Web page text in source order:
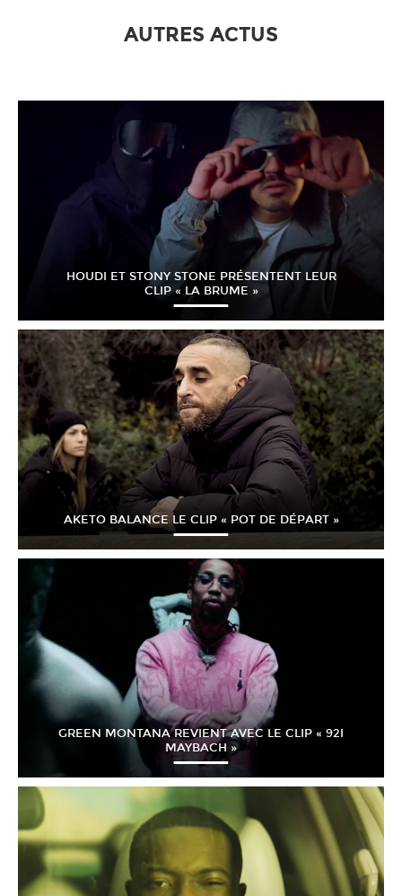
AUTRES ACTUS
HOUDI ET STONY STONE PRÉSENTENT LEUR
CLIP « LA BRUME »
AKETO BALANCE LE CLIP « POT DE DÉPART »
GREEN MONTANA REVIENT AVEC LE CLIP « 92I
MAYBACH »